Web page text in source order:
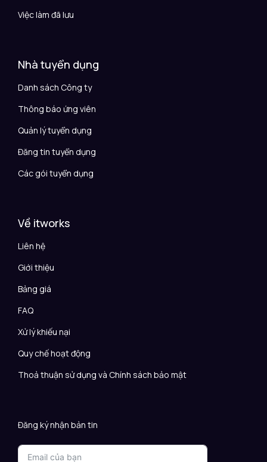
Việc làm đã lưu
Nhà tuyển dụng
Danh sách Công ty
Thông báo ứng viên
Quản lý tuyển dụng
Đăng tin tuyển dụng
Các gói tuyển dụng
Về itworks
Liên hệ
Giới thiệu
Bảng giá
FAQ
Xử lý khiếu nại
Quy chế hoạt động
Thoả thuận sử dụng và Chính sách bảo mật
Đăng ký nhận bản tin